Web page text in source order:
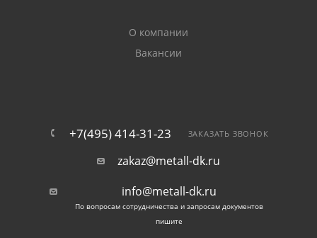
О компании
Вакансии
+7(495) 414-31-23 ЗАКАЗАТЬ ЗВОНОК
zakaz@metall-dk.ru
info@metall-dk.ru
По вопросам сотрудничества и запросам документов
пишите